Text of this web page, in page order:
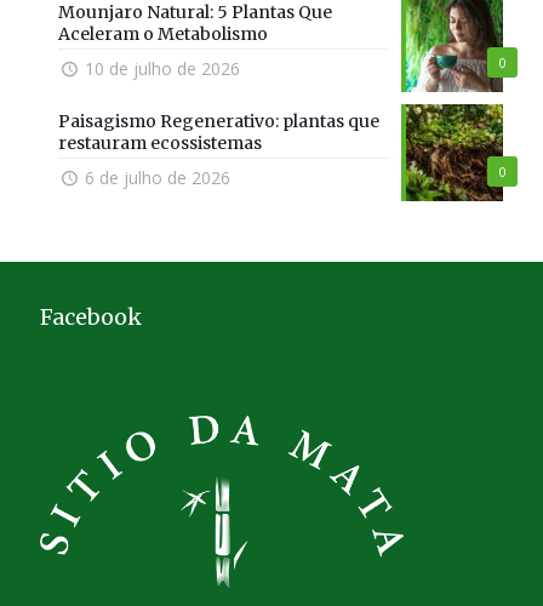
0
Mounjaro Natural: 5 Plantas Que
Aceleram o Metabolismo
10 de julho de 2026
0
Paisagismo Regenerativo: plantas que
restauram ecossistemas
6 de julho de 2026
Facebook